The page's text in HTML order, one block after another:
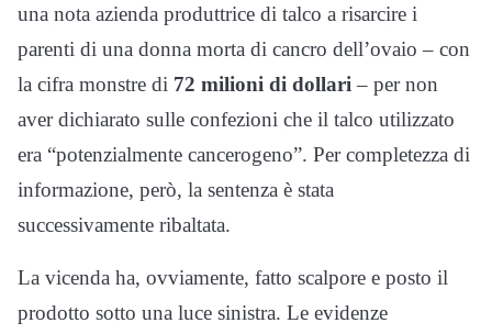
una nota azienda produttrice di talco a risarcire i
parenti di una donna morta di cancro dell’ovaio – con
la cifra monstre di 72 milioni di dollari – per non
aver dichiarato sulle confezioni che il talco utilizzato
era “potenzialmente cancerogeno”. Per completezza di
informazione, però, la sentenza è stata
successivamente ribaltata.
La vicenda ha, ovviamente, fatto scalpore e posto il
prodotto sotto una luce sinistra. Le evidenze